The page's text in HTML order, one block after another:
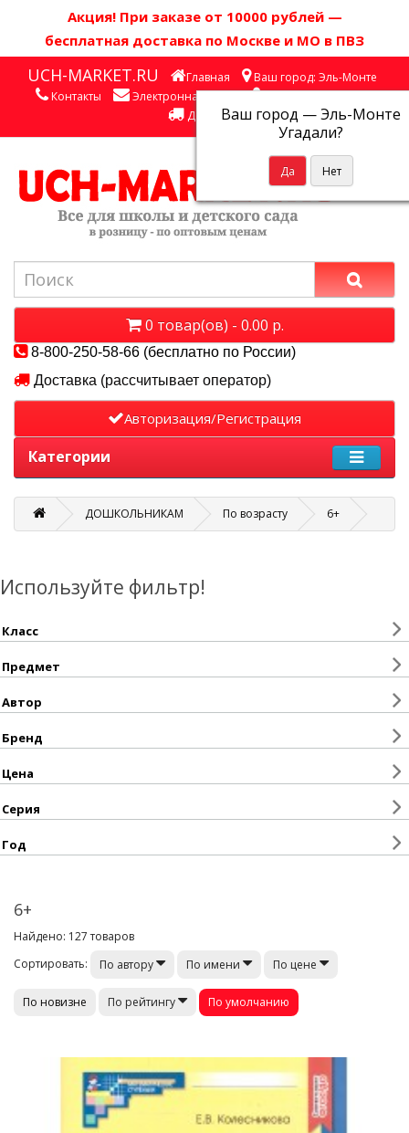
Акция! При заказе от 10000 рублей —
бесплатная доставка по Москве и МО в ПВЗ
UCH-MARKET.RU Главная Ваш город: Эль-Монте
Ваш город —Эль-Монте
Угадали?
Контакты Электронная почта
Личный кабинет
Доставка
0 товар(ов) - 0.00 р.
8-800-250-58-66 (бесплатно по России)
Доставка (рассчитывает оператор)
Авторизация/Регистрация
Категории
ДОШКОЛЬНИКАМ По возрасту 6+
Используйте фильтр!
Класс
Предмет
Автор
Бренд
Цена
Серия
Год
6+
Найдено: 127 товаров
Сортировать:
По автору По имени По цене
По новизне По рейтингу По умолчанию